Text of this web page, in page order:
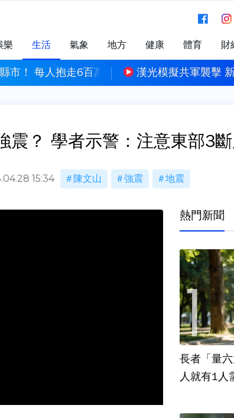
樂 生活 氣象 地方 健康 體育 財
市！ 每人抱走6百萬元 漢光模擬共軍襲擊
震？ 學者示警：注意東部3
15:34 陳文山 強震 地震
熱門新聞
長者「量
人就有1人